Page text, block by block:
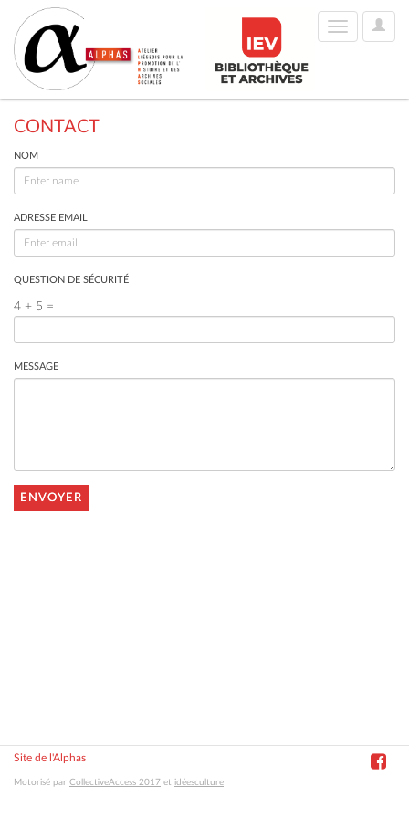
User
Toggle
CONTACT
NOM
ADRESSE EMAIL
QUESTION DE SÉCURITÉ
4 + 5 =
MESSAGE
ENVOYER
Site de l'Alphas
Motorisé par CollectiveAccess 2017 et idéesculture